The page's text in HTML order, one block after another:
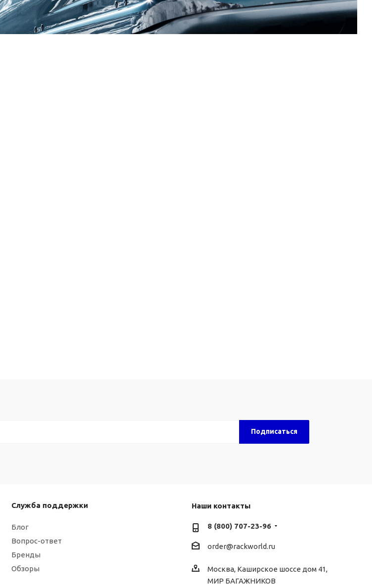
Служба поддержки
Блог
Вопрос-ответ
Бренды
Обзоры
Наши контакты
8 (800) 707-23-96
order@rackworld.ru
Москва, Каширское шоссе дом 41,
МИР БАГАЖНИКОВ